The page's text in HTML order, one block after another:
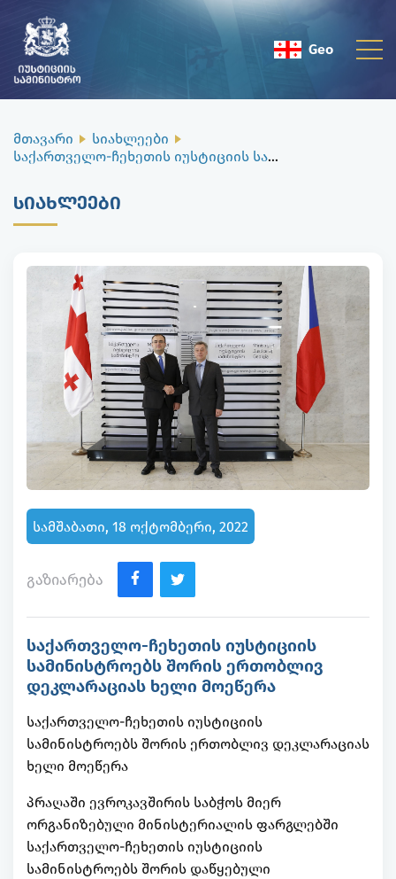
Geo
მთავარი
სიახლეები
საქართველო-ჩეხეთის იუსტიციის სამინისტროებს შორის ერთობლივ დეკლარაციას ხელი მოეწერა
ᲡᲘᲐᲮᲚᲔᲔᲑᲘ
სამშაბათი, 18 ოქტომბერი, 2022
გაზიარება
საქართველო-ჩეხეთის იუსტიციის
სამინისტროებს შორის ერთობლივ
დეკლარაციას ხელი მოეწერა
საქართველო-ჩეხეთის იუსტიციის
სამინისტროებს შორის ერთობლივ დეკლარაციას
ხელი მოეწერა
პრაღაში ევროკავშირის საბჭოს მიერ
ორგანიზებული მინისტერიალის ფარგლებში
საქართველო-ჩეხეთის იუსტიციის
სამინისტროებს შორის დაწყებული